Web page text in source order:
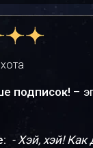
подписок! –
- Хэй, хэй! Как